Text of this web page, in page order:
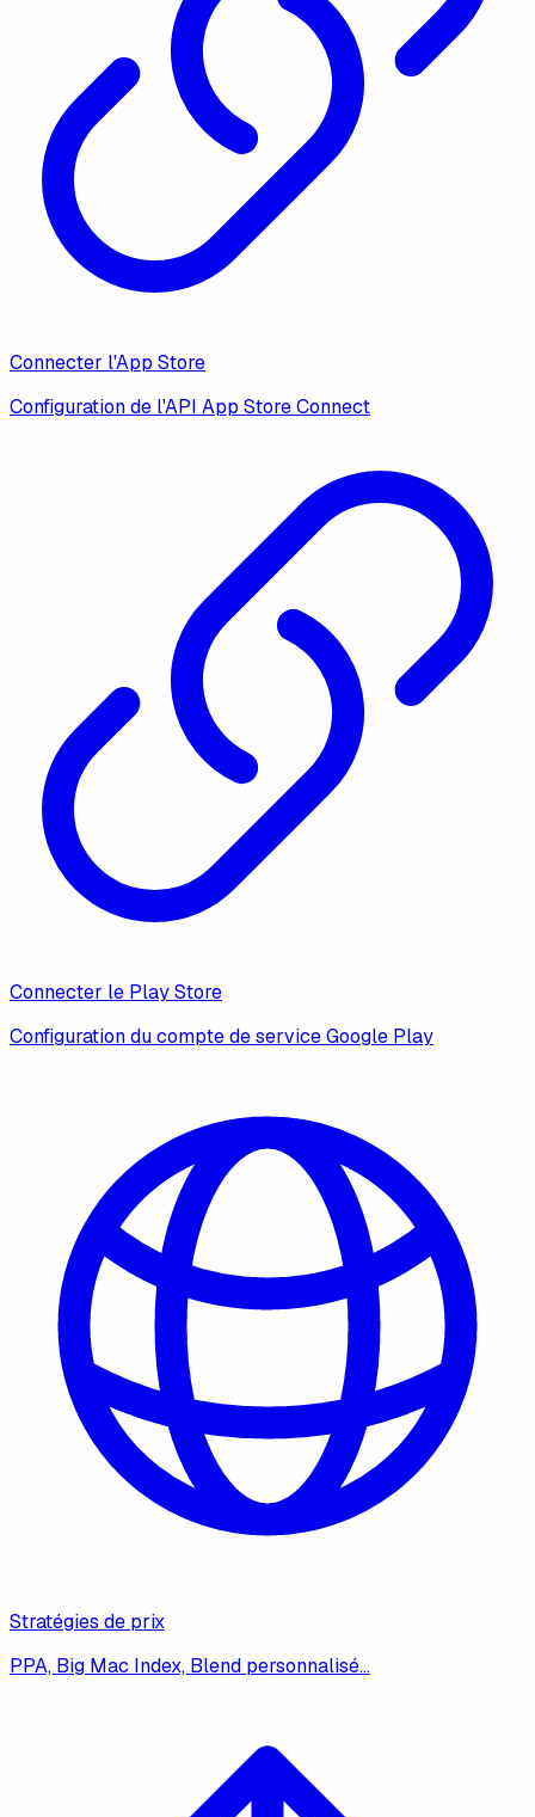
Connecter l'App Store
Configuration de l'API App Store Connect
Connecter le Play Store
Configuration du compte de service Google Play
Stratégies de prix
PPA, Big Mac Index, Blend personnalisé…